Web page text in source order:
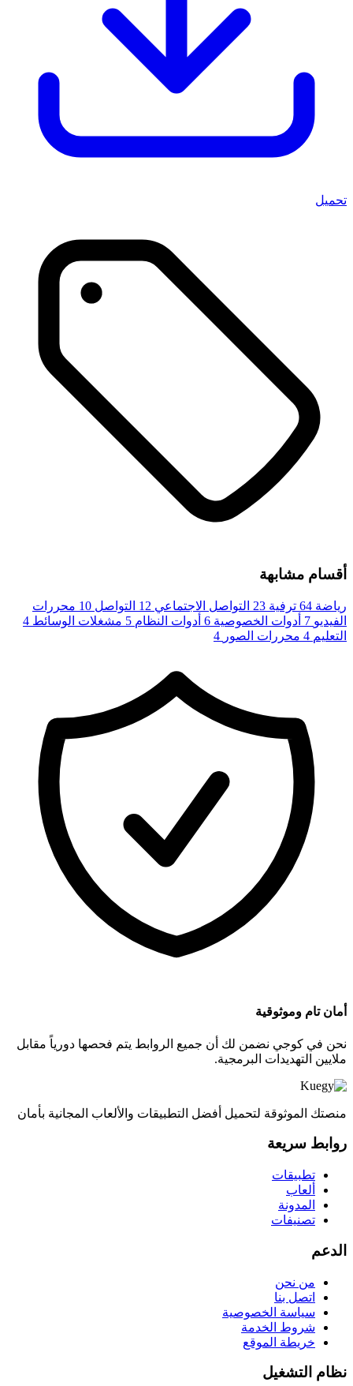
تحميل
أقسام مشابهة
رياضة 64 ترفية 23 التواصل الاجتماعي 12 التواصل 10 محررات
الفيديو 7 أدوات الخصوصية 6 أدوات النظام 5 مشغلات الوسائط 4
التعليم 4 محررات الصور 4
أمان تام وموثوقية
نحن في كوجي نضمن لك أن جميع الروابط يتم فحصها دورياً مقابل
ملايين التهديدات البرمجية.
منصتك الموثوقة لتحميل أفضل التطبيقات والألعاب المجانية بأمان
روابط سريعة
تطبيقات
ألعاب
المدونة
تصنيفات
الدعم
من نحن
اتصل بنا
سياسة الخصوصية
شروط الخدمة
خريطة الموقع
نظام التشغيل